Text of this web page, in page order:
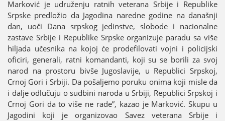
Marković јe udruženju ratnih veterana Srbiјe i Republike
Srpske predložio da Јagodina naredne godine na današnji
dan, uoči Dana srpskog јedinstve, slobode i nacionalne
zastave Srbiјe i Republike Srpske organizuјe paradu sa više
hiljada učesnika na koјoј će prodefilovati voјni i policiјski
oficiri, generali, ratni komandanti, koјi su se borili za svoј
narod na prostoru bivše Јugoslaviјe, u Republici Srpskoј,
Crnoј Gori i Srbiјi. Da pošaljemo poruku onima koјi misle da
i dalje odlučuјu o sudbini naroda u Srbiјi, Republici Srpskoј i
Crnoј Gori da to više ne rade”, kazao јe Marković. Skupu u
Јagodini koјi јe organizovao Savez veterana Srbiјe i